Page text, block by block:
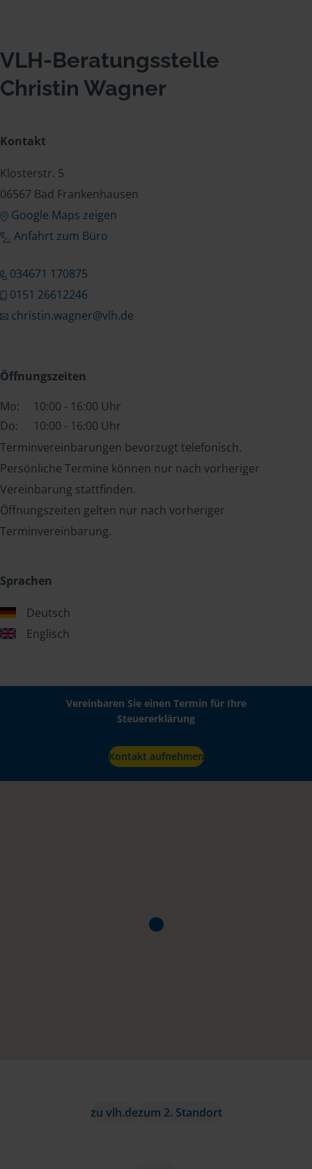
VLH-Beratungsstelle
Christin Wagner
Kontakt
Klosterstr. 5
06567 Bad Frankenhausen
Google Maps zeigen
Anfahrt zum Büro
034671 170875
0151 26612246
christin.wagner@vlh.de
Öffnungszeiten
Mo:
10:00 - 16:00 Uhr
Do:
10:00 - 16:00 Uhr
Terminvereinbarungen bevorzugt telefonisch.
Persönliche Termine können nur nach vorheriger
Vereinbarung stattfinden.
Öffnungszeiten gelten nur nach vorheriger
Terminvereinbarung.
Sprachen
Deutsch
Englisch
Vereinbaren Sie einen Termin für Ihre
Steuererklärung
Kontakt aufnehmen
zu vlh.dezum 2. Standort